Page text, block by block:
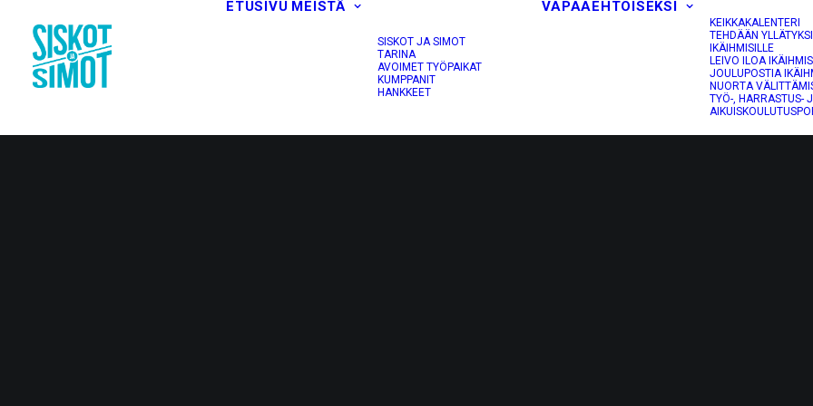
ETUSIVU MEISTÄ
SISKOT JA SIMOT
TARINA
AVOIMET TYÖPAIKAT
KUMPPANIT
HANKKEET
VAPAAEHTOISEKSI
KEIKKAKALENTERI
TEHDÄÄN
IKÄIHMISILLE
LEIVO ILOA
JOULUPOSTIA
NUORTA
TYÖ-, HARRASTUS-